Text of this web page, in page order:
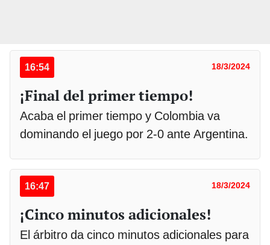
16:54 18/3/2024
¡Final del primer tiempo!
Acaba el primer tiempo y Colombia va
dominando el juego por 2-0 ante Argentina.
16:47 18/3/2024
¡Cinco minutos adicionales!
El árbitro da cinco minutos adicionales para